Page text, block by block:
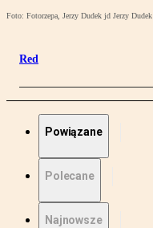
Foto: Fotorzepa, Jerzy Dudek jd Jerzy Dudek
Red
Powiązane
Polecane
Najnowsze